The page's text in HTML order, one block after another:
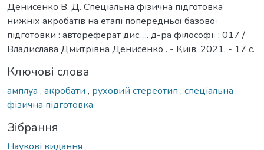
Денисенко В. Д. Спеціальна фізична підготовка
нижніх акробатів на етапі попередньої базової
підготовки : автореферат дис. ... д-ра філософії : 017 /
Владислава Дмитрівна Денисенко . - Київ, 2021. - 17 с.
Ключові слова
амплуа , акробати , руховий стереотип , спеціальна
фізична підготовка
Зібрання
Наукові видання